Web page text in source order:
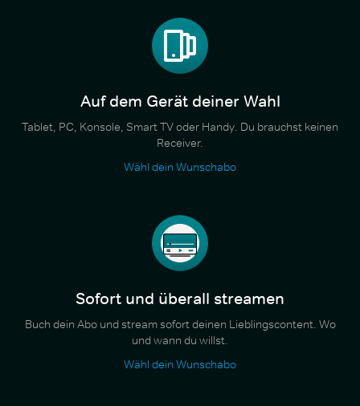
Auf dem Gerät deiner Wahl
Tablet, PC, Konsole, Smart TV oder Handy. Du brauchst keinen
Receiver.
Wähl dein Wunschabo
Sofort und überall streamen
Buch dein Abo und stream sofort deinen Lieblingscontent. Wo
und wann du willst.
Wähl dein Wunschabo